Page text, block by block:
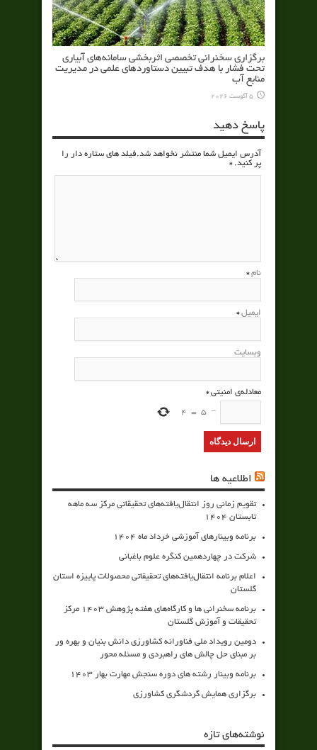
برگزاری سخنرانی تخصصی اثربخشی سامانه‌های آبیاری
تحت فشار با هدف تبیین دستاوردهای علمی در مدیریت
منابع آب
5 آگوست 2026
پاسخ دهید
آدرس ایمیل شما منتشر نخواهد شد.فیلد های ستاره دار را
پر کنید.*
نام *
ایمیل *
وبسایت
معادله‌ی امنیتی*
−
5
=
4
اطلاعیه ها
تقویم زمانی روز انتقال‌یافته‌های تحقیقاتی مرکز سه ماهه
تابستان 1404
برنامه وبینارهای آموزشی خرداد ماه 1404
شرکت در چهاردهمین کنگره علوم باغبانی
اعلام برنامه انتقال‌یافته‌های تحقیقاتی محصولات پاییزه استان
گلستان
برنامه سخنرانی ها و کارگاه‌های هفته پژوهش 1403 مرکز
تحقیقات و آموزش گلستان
دومین رویداد ملی فناورانه کشاورزی دانش بنیان و بهره ور
بر مبنای حل چالش های راهبردی و مسئله محور
برنامه وبینار رشته های دوره سنجش مهارت بهار 1403
برگزاری همایش گردشگری کشاورزی
نوشته‌های تازه